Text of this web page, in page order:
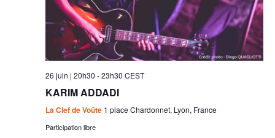
26 juin | 20h30 -23h30 CEST
KARIM ADDADI
La Clef de Voûte 1 place Chardonnet, Lyon, France
Participation libre